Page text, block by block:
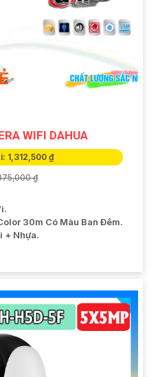
WIFI DAHUA
1,312,500 ₫
₫
30m Có Màu Ban Ðêm.
+ Nhựa.